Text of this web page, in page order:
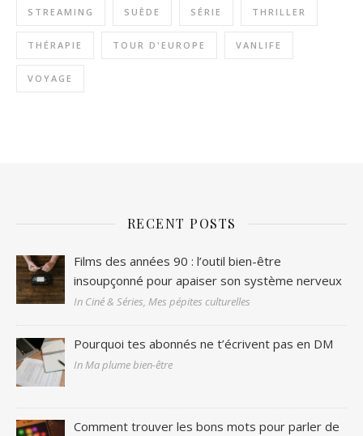
STREAMING SUÈDE SÉRIE THRILLER
THÉRAPIE TOUR D'EUROPE VANLIFE
VOYAGE
RECENT POSTS
Films des années 90 : l’outil bien-être
insoupçonné pour apaiser son système nerveux
In Ciné & Séries, Mes pépites culturelles
Pourquoi tes abonnés ne t’écrivent pas en DM
In Ma plume bien-être
Comment trouver les bons mots pour parler de